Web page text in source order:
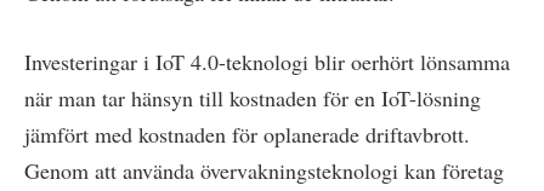
Investeringar i IoT 4.0-teknologi blir oerhört lönsamma
när man tar hänsyn till kostnaden för en IoT-lösning
jämfört med kostnaden för oplanerade driftavbrott.
Genom att använda övervakningsteknologi kan företag